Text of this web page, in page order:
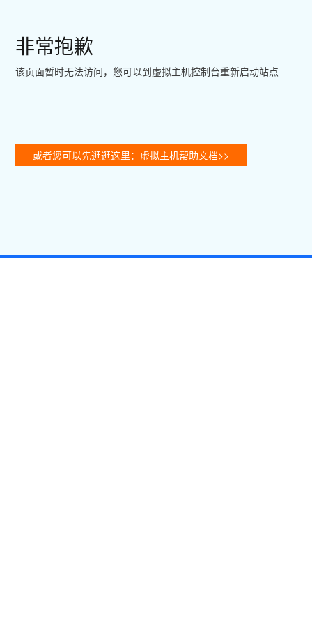
非常抱歉
该页面暂时无法访问，您可以到虚拟主机控制台重新启动站点
或者您可以先逛逛这里：虚拟主机帮助文档>>